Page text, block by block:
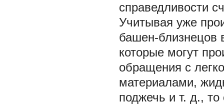
справедливости
Учитывая уже
башен-близнецов
которые могут
обращения с
материалами,
поджечь и т. д., то